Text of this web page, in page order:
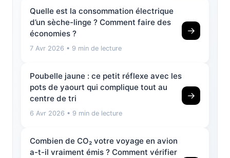
Quelle est la consommation électrique
d’un sèche-linge ? Comment faire des
économies ?
7 Avr 2026 • 9 min de lecture
→
Poubelle jaune : ce petit réflexe avec les
pots de yaourt qui complique tout au
centre de tri
6 Avr 2026 • 9 min de lecture
→
Combien de CO₂ votre voyage en avion
a-t-il vraiment émis ? Comment vérifier